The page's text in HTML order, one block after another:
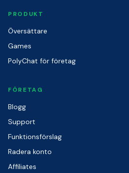
PRODUKT
Översättare
Games
PolyChat för företag
FÖRETAG
Blogg
Support
Funktionsförslag
Radera konto
Affiliates